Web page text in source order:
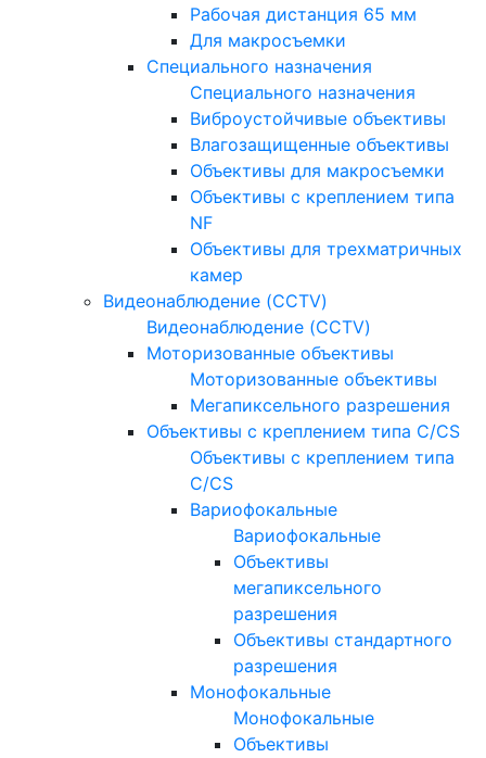
Рабочая дистанция 65 мм
Для макросъемки
Специального назначения
Специального назначения
Виброустойчивые объективы
Влагозащищенные объективы
Объективы для макросъемки
Объективы с креплением типа
NF
Объективы для трехматричных
камер
Видеонаблюдение (CCTV)
Видеонаблюдение (CCTV)
Моторизованные объективы
Моторизованные объективы
Мегапиксельного разрешения
Объективы с креплением типа C/CS
Объективы с креплением типа
C/CS
Вариофокальные
Вариофокальные
Объективы
мегапиксельного
разрешения
Объективы стандартного
разрешения
Монофокальные
Монофокальные
Объективы